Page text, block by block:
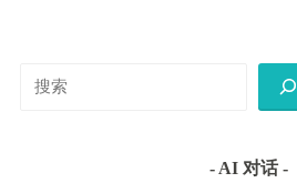
- AI 对话 -